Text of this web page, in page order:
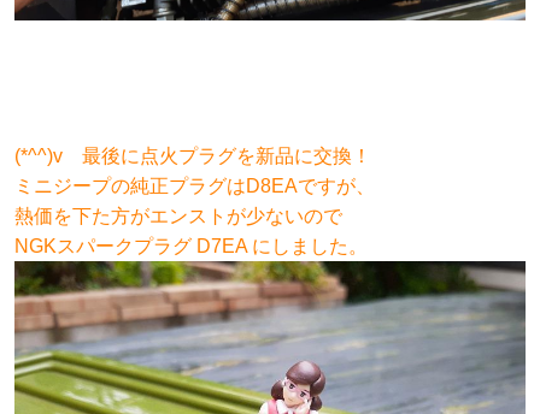
(*^^)v 最後に点火プラグを新品に交換！
ミニジープの純正プラグはD8EAですが、
熱価を下た方がエンストが少ないので
NGKスパークプラグ D7EA にしました。